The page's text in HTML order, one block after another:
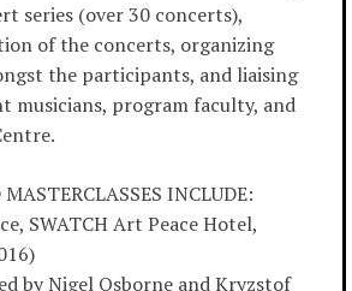
series (over 30 concerts),
of the concerts, organizing
the participants, and liaising
musicians, program faculty, and
INCLUDE:
SWATCH Art Peace Hotel,
by Nigel Osborne and Kryzstof